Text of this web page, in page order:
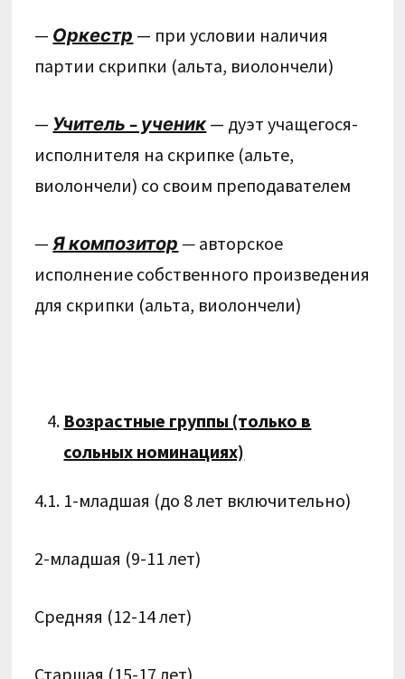
— Оркестр — при условии наличия
партии скрипки (альта, виолончели)
— Учитель – ученик— дуэт учащегося-
исполнителя на скрипке (альте,
виолончели) со своим преподавателем
—Я композитор — авторское
исполнение собственного произведения
для скрипки (альта, виолончели)
Возрастные группы (только в
сольных номинациях)
4.1. 1-младшая (до 8 лет включительно)
2-младшая (9-11 лет)
Средняя (12-14 лет)
Старшая (15-17 лет)